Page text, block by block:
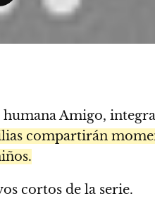
humana Amigo,
compartirán
cortos de la serie.